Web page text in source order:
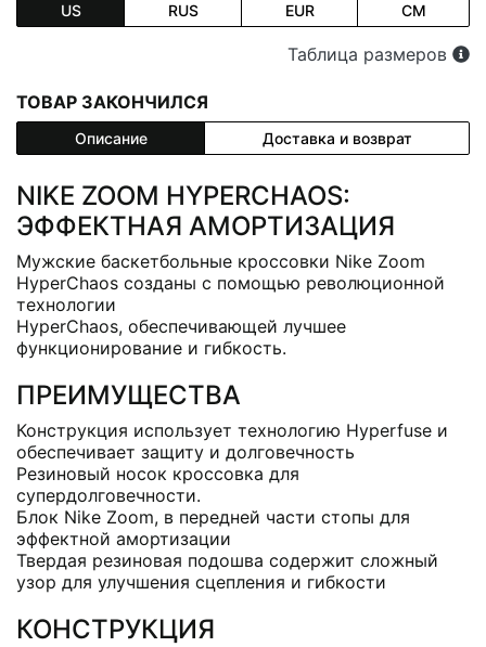
US RUS EUR CM
Таблица размеров
ТОВАР ЗАКОНЧИЛСЯ
Описание Доставка и возврат
NIKE ZOOM HYPERCHAOS:
ЭФФЕКТНАЯ АМОРТИЗАЦИЯ
Мужские баскетбольные кроссовки Nike Zoom
HyperChaos созданы с помощью революционной
технологии
HyperChaos, обеспечивающей лучшее
функционирование и гибкость.
ПРЕИМУЩЕСТВА
Конструкция использует технологию Hyperfuse и
обеспечивает защиту и долговечность
Резиновый носок кроссовка для
супердолговечности.
Блок Nike Zoom, в передней части стопы для
эффектной амортизации
Твердая резиновая подошва содержит сложный
узор для улучшения сцепления и гибкости
КОНСТРУКЦИЯ